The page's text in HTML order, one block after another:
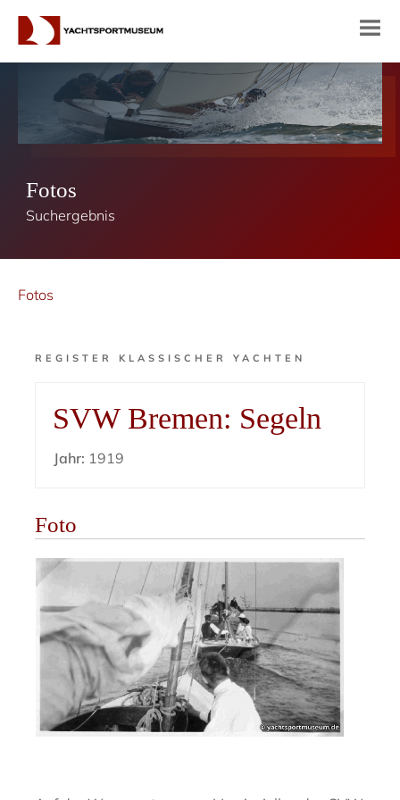
Fotos
Suchergebnis
Fotos
REGISTER KLASSISCHER YACHTEN
SVW Bremen: Segeln
Jahr: 1919
Foto